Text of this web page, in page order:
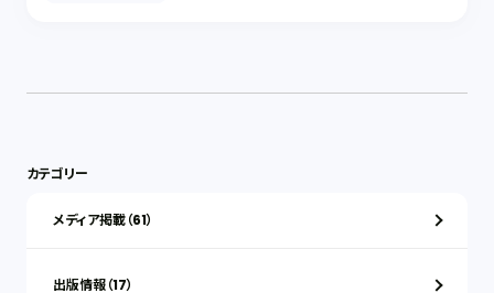
カテゴリー
メディア掲載（61）
出版情報（17）